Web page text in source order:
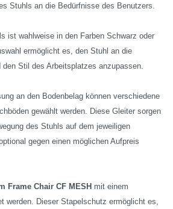
Stuhls an die Bedürfnisse des Benutzers.
ist wahlweise in den Farben Schwarz oder
ermöglicht es, den Stuhl an die
Stil des Arbeitsplatzes anzupassen.
an den Bodenbelag können verschiedene
gewählt werden. Diese Gleiter sorgen
des Stuhls auf dem jeweiligen
gegen einen möglichen Aufpreis
Frame Chair CF MESH mit einem
werden. Dieser Stapelschutz ermöglicht es,